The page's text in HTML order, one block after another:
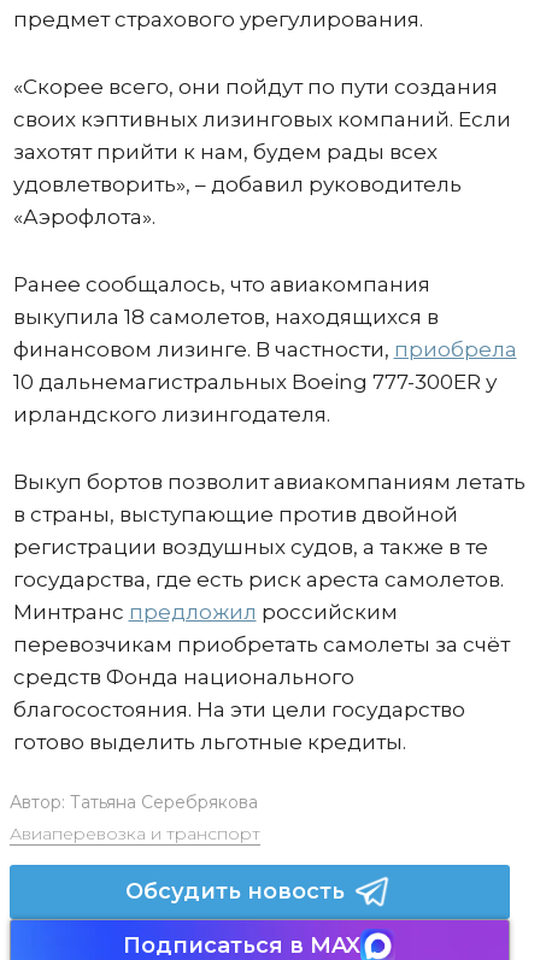
предмет страхового урегулирования.
«Скорее всего, они пойдут по пути создания
своих кэптивных лизинговых компаний. Если
захотят прийти к нам, будем рады всех
удовлетворить», – добавил руководитель
«Аэрофлота».
Ранее сообщалось, что авиакомпания
выкупила 18 самолетов, находящихся в
финансовом лизинге. В частности, приобрела
10 дальнемагистральных Boeing 777-300ER у
ирландского лизингодателя.
Выкуп бортов позволит авиакомпаниям летать
в страны, выступающие против двойной
регистрации воздушных судов, а также в те
государства, где есть риск ареста самолетов.
Минтранс предложил российским
перевозчикам приобретать самолеты за счёт
средств Фонда национального
благосостояния. На эти цели государство
готово выделить льготные кредиты.
Автор: Татьяна Серебрякова
Авиаперевозка и транспорт
Обсудить новость
Подписаться в MAX